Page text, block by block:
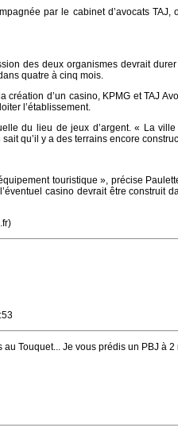
par le cabinet d’avocats
des deux organismes devrait
quatre à cinq mois.
création d’un casino, KPMG et TAJ
l’établissement.
du lieu de jeux d’argent. « La
qu’il y a des terrains encore
touristique », précise
casino devrait être construit
Touquet... Je vous prédis un PBJ à